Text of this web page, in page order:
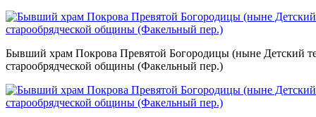
Бывший храм Покрова Превятой Богородицы (ныне Детский
старообрядческой общины (Факельный пер.)